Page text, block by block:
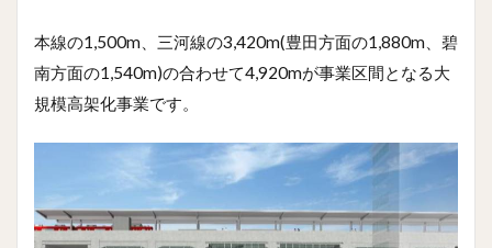
本線の1,500m、三河線の3,420m(豊田方面の1,880m、碧
南方面の1,540m)の合わせて4,920mが事業区間となる大
規模高架化事業です。